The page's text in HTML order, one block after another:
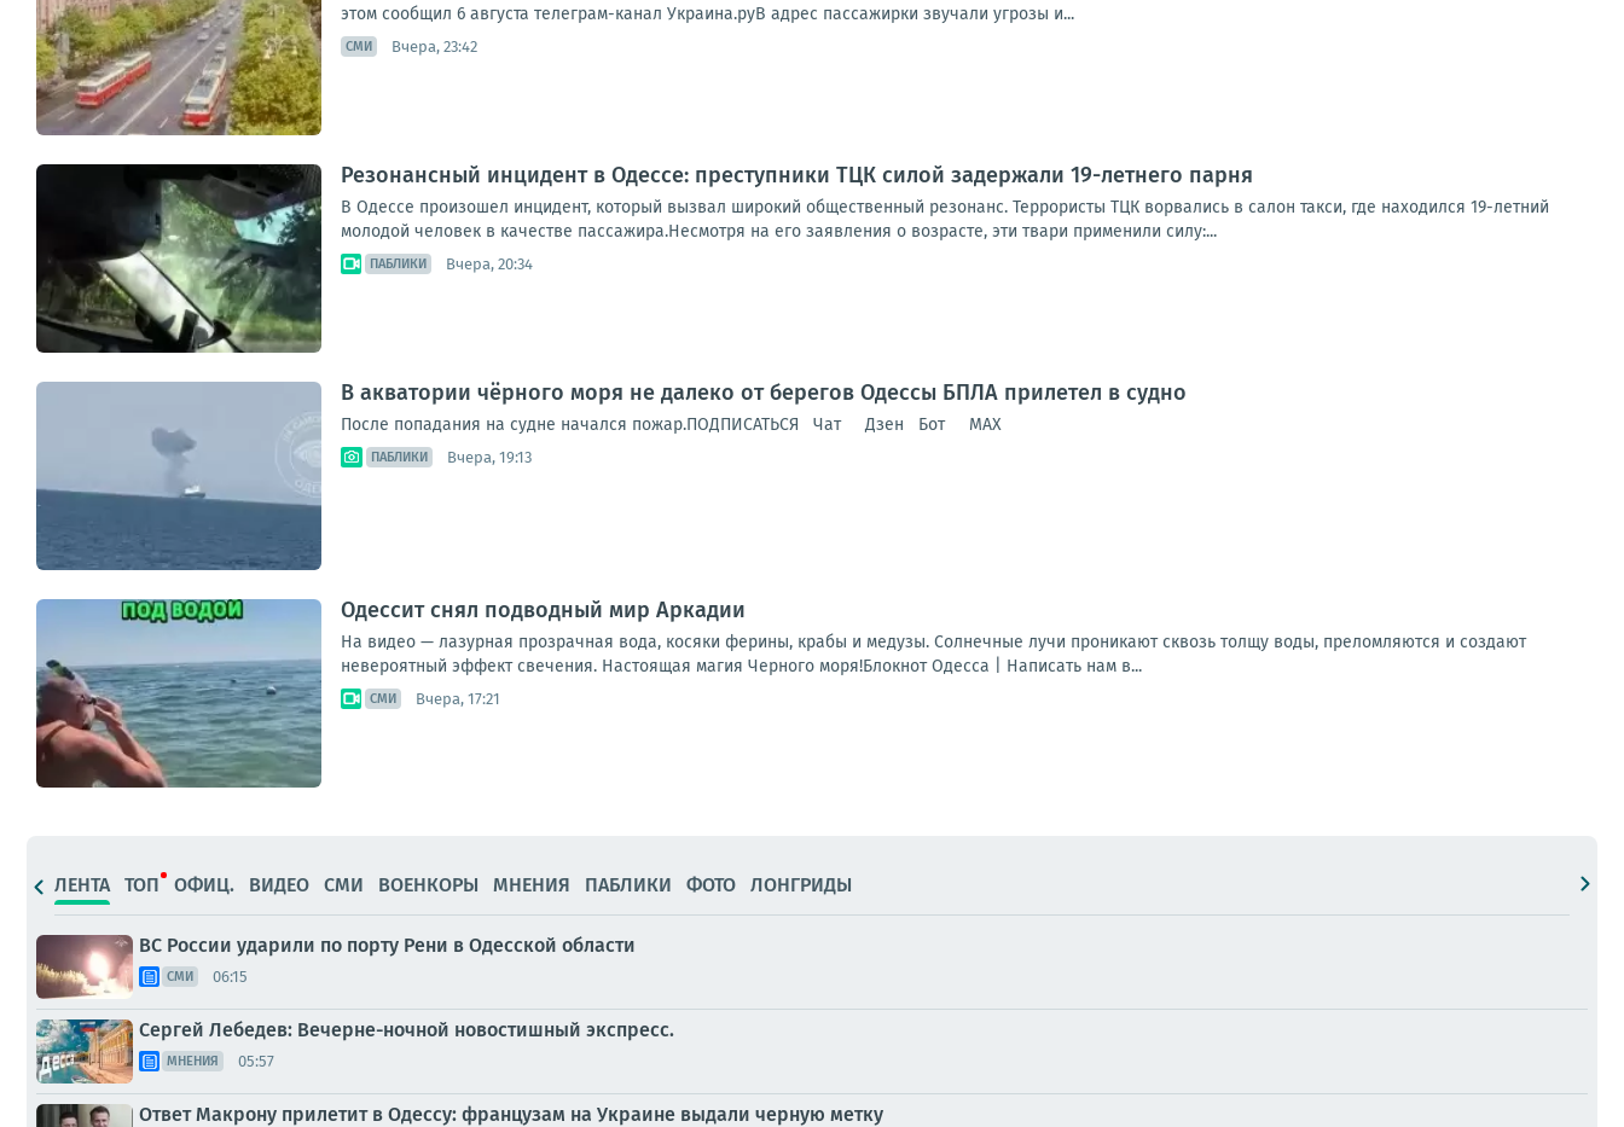
этом сообщил 6 августа телеграм-канал Украина.руВ адрес пассажирки звучали угрозы и...
СМИ Вчера, 23:42
Резонансный инцидент в Одессе: преступники ТЦК силой задержали 19-летнего парня
В Одессе произошел инцидент, который вызвал широкий общественный резонанс. Террористы ТЦК ворвались в салон такси, где находился 19-летний
молодой человек в качестве пассажира.Несмотря на его заявления о возрасте, эти твари применили силу:...
ПАБЛИКИ Вчера, 20:34
В акватории чёрного моря не далеко от берегов Одессы БПЛА прилетел в судно
После попадания на судне начался пожар.ПОДПИСАТЬСЯ Чат Дзен Бот MAX
ПАБЛИКИ Вчера, 19:13
Одессит снял подводный мир Аркадии
На видео — лазурная прозрачная вода, косяки ферины, крабы и медузы. Солнечные лучи проникают сквозь толщу воды, преломляются и создают
невероятный эффект свечения. Настоящая магия Черного моря!Блокнот Одесса | Написать нам в...
СМИ Вчера, 17:21
ЛЕНТА ТОП ОФИЦ. ВИДЕО СМИ ВОЕНКОРЫ МНЕНИЯ ПАБЛИКИ ФОТО ЛОНГРИДЫ
ВС России ударили по порту Рени в Одесской области
СМИ 06:15
Сергей Лебедев: Вечерне-ночной новостишный экспресс.
МНЕНИЯ 05:57
Ответ Макрону прилетит в Одессу: французам на Украине выдали черную метку